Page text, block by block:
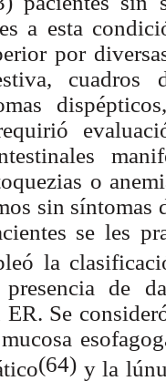
a esta
por
cuadros
o
sin
se les
la
de
ER. Se
(64)y la